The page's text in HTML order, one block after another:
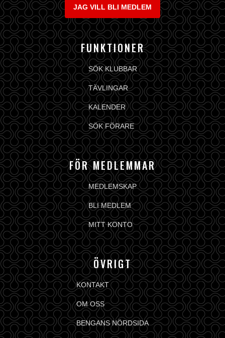
JAG VILL BLI MEDLEM
FUNKTIONER
SÖK KLUBBAR
TÄVLINGAR
KALENDER
SÖK FÖRARE
FÖR MEDLEMMAR
MEDLEMSKAP
BLI MEDLEM
MITT KONTO
ÖVRIGT
KONTAKT
OM OSS
BENGANS NÖRDSIDA